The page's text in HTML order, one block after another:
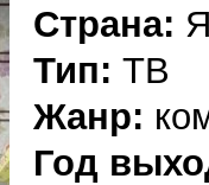
Страна:
Тип: ТВ
Жанр:
Год